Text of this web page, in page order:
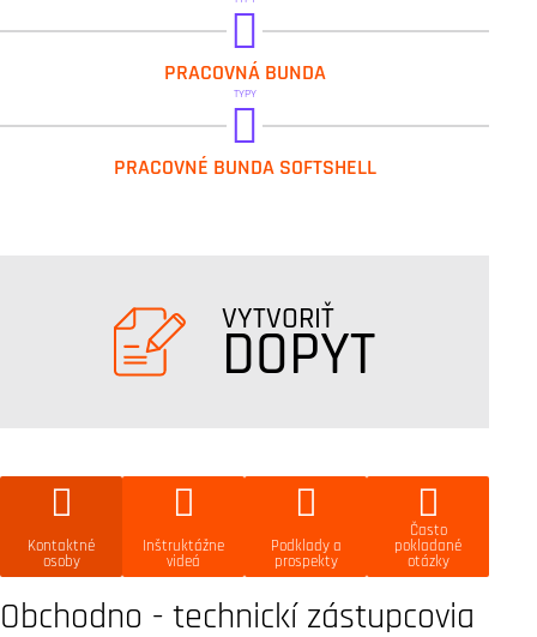
PRACOVNÁ BUNDA
TYPY
PRACOVNÉ BUNDA SOFTSHELL
VYTVORIŤ
DOPYT
Kontaktné
osoby
Inštruktážne
videá
Podklady a
prospekty
Často
pokladané
otázky
Obchodno - technickí zástupcovia